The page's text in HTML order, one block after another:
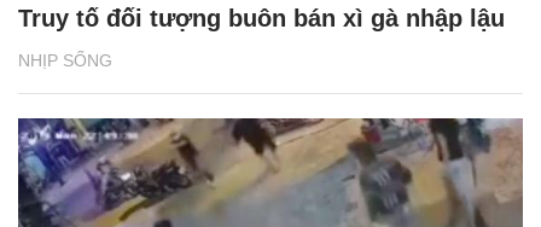
NHỊP SỐNG
Truy tố đối tượng buôn bán xì gà nhập lậu